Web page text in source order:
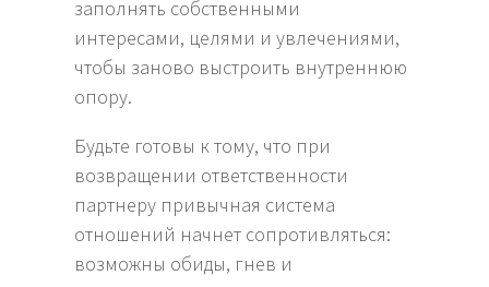
заполнять собственными
интересами, целями и увлечениями,
чтобы заново выстроить внутреннюю
опору.
Будьте готовы к тому, что при
возвращении ответственности
партнеру привычная система
отношений начнет сопротивляться:
возможны обиды, гнев и